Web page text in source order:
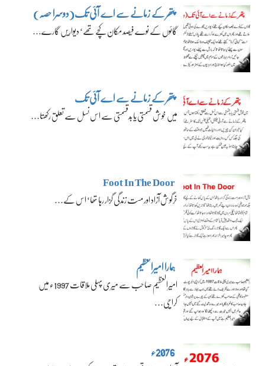
پتھر کے زمانے سے اے آئی تک(دوسرا حصہ)
گائوں کے نوے فیصد مکان کچے تھے‘ دیواریں گارے…
پتھر کے زمانے سے اے آئی تک
میں خوش قسمتی یا بدقسمتی سے اس نسل سے تعلق رکھتا…
Foot In The Door
خرگوش آزاد اور مست زندگی گزار رہا تھا‘ اس کے…
ہمارا امیرالعظیم
امیرالعظیم صاحب سے میری پہلی ملاقات 1997ء میں
کراچی…
2076ء